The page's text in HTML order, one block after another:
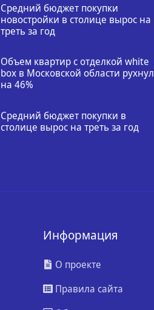
Средний бюджет покупки
новостройки в столице вырос на
треть за год
Объем квартир с отделкой white
box в Московской области рухнул
на 46%
Средний бюджет покупки в
столице вырос на треть за год
Информация
О проекте
Правила сайта